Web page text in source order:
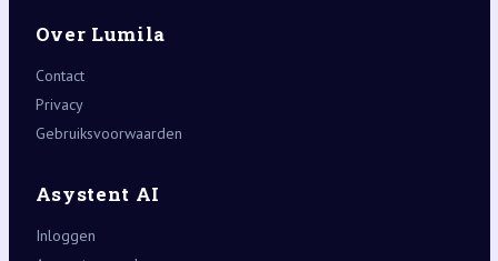
Over Lumila
Contact
Privacy
Gebruiksvoorwaarden
Asystent AI
Inloggen